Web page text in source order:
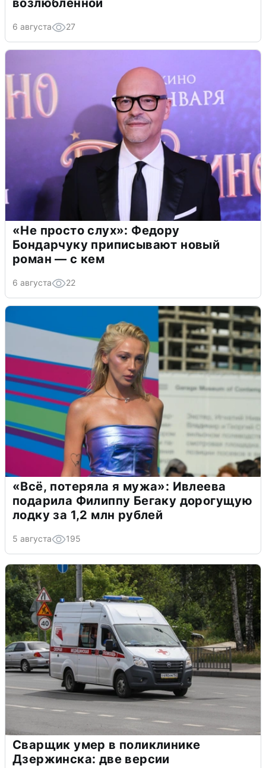
6 августа 27
«Не просто слух»: Федору
Бондарчуку приписывают новый
роман — с кем
6 августа 22
«Всё, потеряла я мужа»: Ивлеева
подарила Филиппу Бегаку дорогущую
лодку за 1,2 млн рублей
5 августа 195
Сварщик умер в поликлинике
Дзержинска: две версии